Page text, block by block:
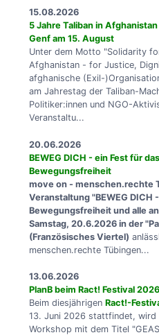
15.08.2026
5 Jahre Taliban in
Genf am 15. August
Unter dem Motto "Solidarity
Afghanistan - for Justice,
afghanische (Exil-
am Jahrestag der Taliban-
Politiker:innen und NGO-
Veranstaltu...
20.06.2026
BEWEG DICH - ein Fest für
Bewegungsfreiheit
move on - menschen.rechte
Veranstaltung "BEWEG DICH
Bewegungsfreiheit und alle
Samstag, 20.6.2026 in der
(Französisches Viertel)
menschen.rechte Tübingen...
13.06.2026
PlanB beim Ract! Festival 2026
Beim diesjährigen Ract!-
13. Juni 2026 stattfindet, wird
Workshop mit dem Titel